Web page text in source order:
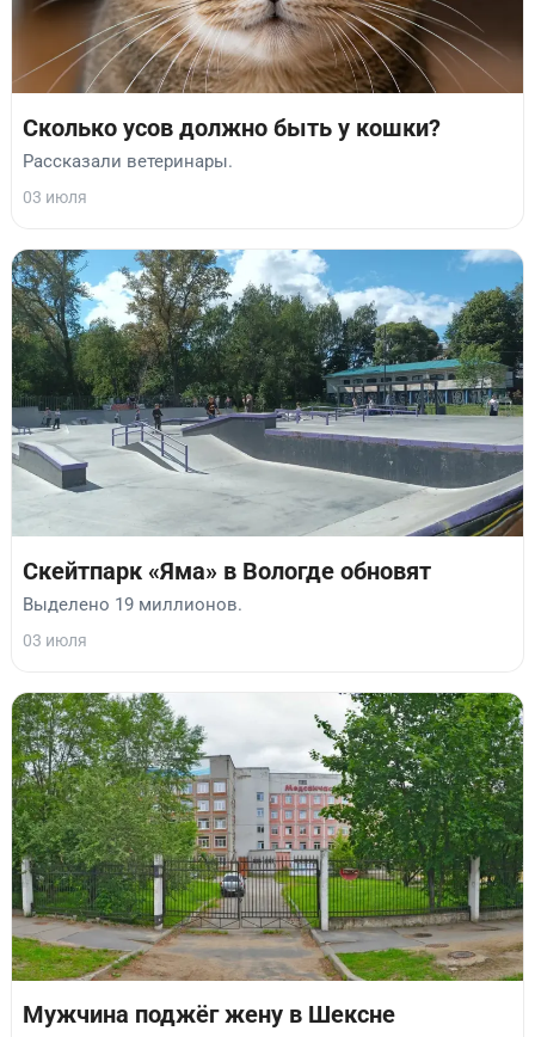
Сколько усов должно быть у кошки?
Рассказали ветеринары.
03 июля
Скейтпарк «Яма» в Вологде обновят
Выделено 19 миллионов.
03 июля
Мужчина поджёг жену в Шексне